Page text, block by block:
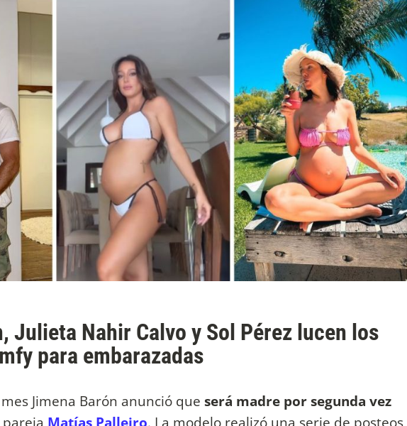
Julieta Nahir Calvo y Sol Pérez lucen los
para embarazadas
Jimena Barón anunció que será madre por segunda vez
Matías Palleiro. La modelo realizó una serie de posteos